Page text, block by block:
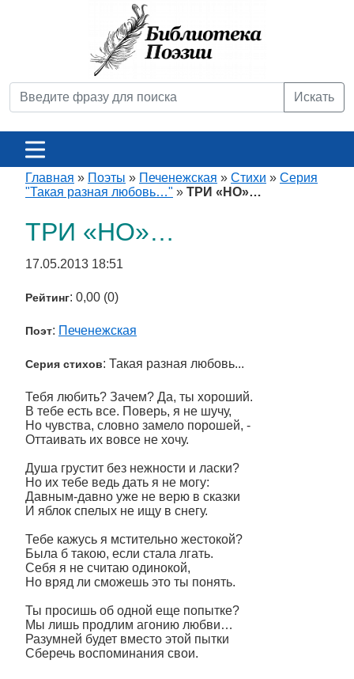
Искать
Главная » Поэты » Печенежская » Стихи » Серия
"Такая разная любовь…" » ТРИ «НО»…
ТРИ «НО»…
17.05.2013 18:51
Рейтинг: 0,00 (0)
Поэт: Печенежская
Серия стихов: Такая разная любовь...
Тебя любить? Зачем? Да, ты хороший.
В тебе есть все. Поверь, я не шучу,
Но чувства, словно замело порошей, -
Оттаивать их вовсе не хочу.
Душа грустит без нежности и ласки?
Но их тебе ведь дать я не могу:
Давным-давно уже не верю в сказки
И яблок спелых не ищу в снегу.
Тебе кажусь я мстительно жестокой?
Была б такою, если стала лгать.
Себя я не считаю одинокой,
Но вряд ли сможешь это ты понять.
Ты просишь об одной еще попытке?
Мы лишь продлим агонию любви…
Разумней будет вместо этой пытки
Сберечь воспоминания свои.